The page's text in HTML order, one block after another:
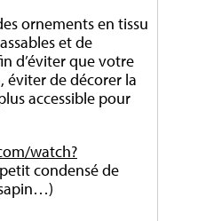
ornements en tissu
et de
d’éviter que votre
éviter de décorer la
accessible pour
watch?
condensé de